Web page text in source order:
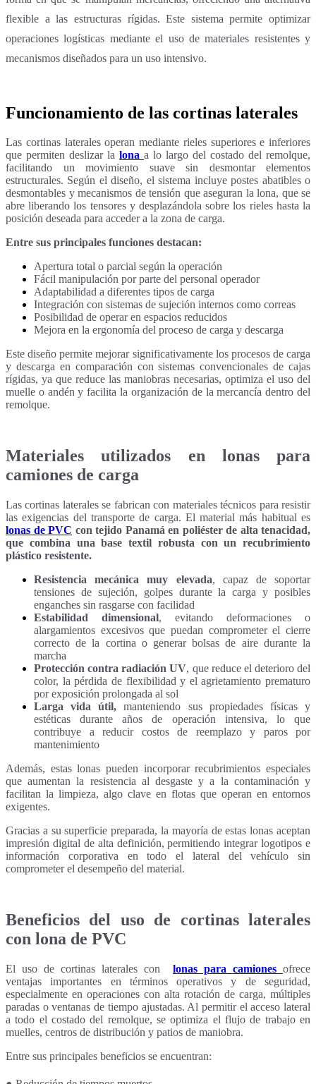
flexible a las estructuras rígidas. Este sistema permite optimizar
operaciones logísticas mediante el uso de materiales resistentes y
mecanismos diseñados para un uso intensivo.
Funcionamiento de las cortinas laterales
Las cortinas laterales operan mediante rieles superiores e inferiores
que permiten deslizar la lona a lo largo del costado del remolque,
facilitando un movimiento suave sin desmontar elementos
estructurales. Según el diseño, el sistema incluye postes abatibles o
desmontables y mecanismos de tensión que aseguran la lona, que se
abre liberando los tensores y desplazándola sobre los rieles hasta la
posición deseada para acceder a la zona de carga.
Entre sus principales funciones destacan:
Apertura total o parcial según la operación
Fácil manipulación por parte del personal operador
Adaptabilidad a diferentes tipos de carga
Integración con sistemas de sujeción internos como correas
Posibilidad de operar en espacios reducidos
Mejora en la ergonomía del proceso de carga y descarga
Este diseño permite mejorar significativamente los procesos de carga
y descarga en comparación con sistemas convencionales de cajas
rígidas, ya que reduce las maniobras necesarias, optimiza el uso del
muelle o andén y facilita la organización de la mercancía dentro del
remolque.
Materiales utilizados en lonas para
camiones de carga
Las cortinas laterales se fabrican con materiales técnicos para resistir
las exigencias del transporte de carga. El material más habitual es
lonas de PVC con tejido Panamá en poliéster de alta tenacidad,
que combina una base textil robusta con un recubrimiento
plástico resistente.
Resistencia mecánica muy elevada, capaz de soportar
tensiones de sujeción, golpes durante la carga y posibles
enganches sin rasgarse con facilidad
Estabilidad dimensional, evitando deformaciones o
alargamientos excesivos que puedan comprometer el cierre
correcto de la cortina o generar bolsas de aire durante la
marcha
Protección contra radiación UV, que reduce el deterioro del
color, la pérdida de flexibilidad y el agrietamiento prematuro
por exposición prolongada al sol
Larga vida útil, manteniendo sus propiedades físicas y
estéticas durante años de operación intensiva, lo que
contribuye a reducir costos de reemplazo y paros por
mantenimiento
Además, estas lonas pueden incorporar recubrimientos especiales
que aumentan la resistencia al desgaste y a la contaminación y
facilitan la limpieza, algo clave en flotas que operan en entornos
exigentes.
Gracias a su superficie preparada, la mayoría de estas lonas aceptan
impresión digital de alta definición, permitiendo integrar logotipos e
información corporativa en todo el lateral del vehículo sin
comprometer el desempeño del material.
Beneficios del uso de cortinas laterales
con lona de PVC
El uso de cortinas laterales con lonas para camiones ofrece
ventajas importantes en términos operativos y de seguridad,
especialmente en operaciones con alta rotación de carga, múltiples
paradas o ventanas de tiempo ajustadas. Al permitir el acceso lateral
a todo el costado del remolque, se optimiza el flujo de trabajo en
muelles, centros de distribución y patios de maniobra.
Entre sus principales beneficios se encuentran: